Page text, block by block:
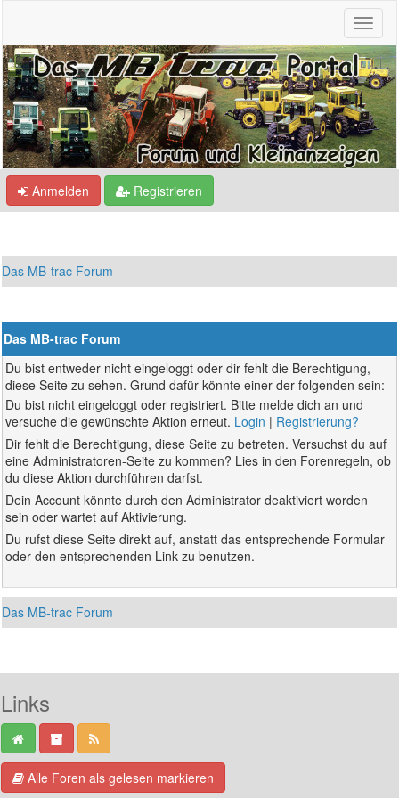
Anmelden Registrieren
Das MB-trac Forum
Das MB-trac Forum
Du bist entweder nicht eingeloggt oder dir fehlt die Berechtigung,
diese Seite zu sehen. Grund dafür könnte einer der folgenden sein:
Du bist nicht eingeloggt oder registriert. Bitte melde dich an und
versuche die gewünschte Aktion erneut. Login | Registrierung?
Dir fehlt die Berechtigung, diese Seite zu betreten. Versuchst du auf
eine Administratoren-Seite zu kommen? Lies in den Forenregeln, ob
du diese Aktion durchführen darfst.
Dein Account könnte durch den Administrator deaktiviert worden
sein oder wartet auf Aktivierung.
Du rufst diese Seite direkt auf, anstatt das entsprechende Formular
oder den entsprechenden Link zu benutzen.
Das MB-trac Forum
Links
Alle Foren als gelesen markieren